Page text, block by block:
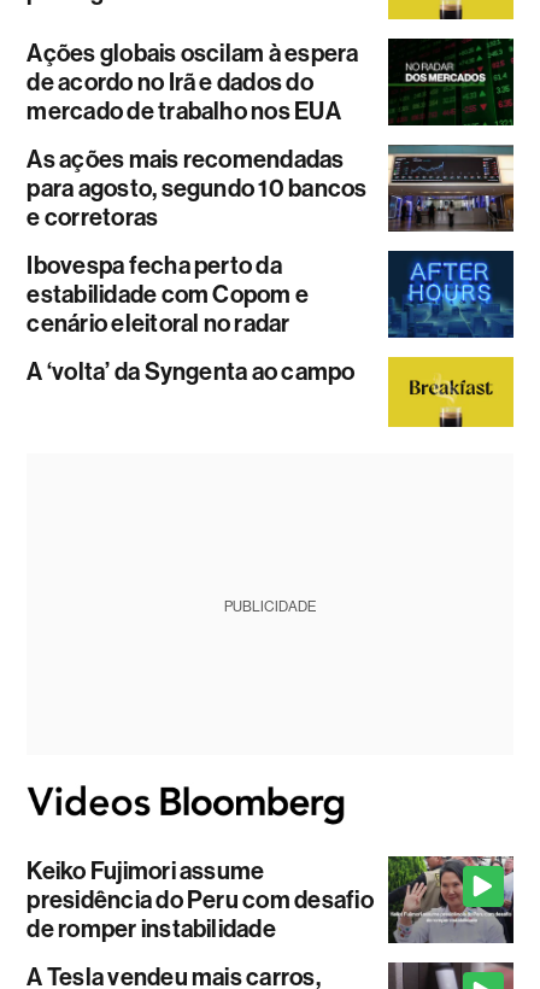
Ações globais oscilam à espera
de acordo no Irã e dados do
mercado de trabalho nos EUA
As ações mais recomendadas
para agosto, segundo 10 bancos
e corretoras
Ibovespa fecha perto da
estabilidade com Copom e
cenário eleitoral no radar
A ‘volta’ da Syngenta ao campo
PUBLICIDADE
Keiko Fujimori assume
presidência do Peru com desafio
de romper instabilidade
A Tesla vendeu mais carros,